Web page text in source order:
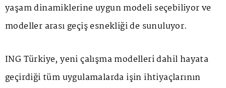
yaşam dinamiklerine uygun modeli seçebiliyor ve
modeller arası geçiş esnekliği de sunuluyor.
ING Türkiye, yeni çalışma modelleri dahil hayata
geçirdiği tüm uygulamalarda işin ihtiyaçlarının